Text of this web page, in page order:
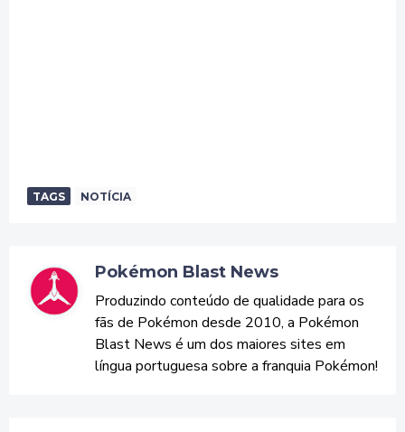
TAGS NOTÍCIA
Pokémon Blast News
Produzindo conteúdo de qualidade para os
fãs de Pokémon desde 2010, a Pokémon
Blast News é um dos maiores sites em
língua portuguesa sobre a franquia Pokémon!